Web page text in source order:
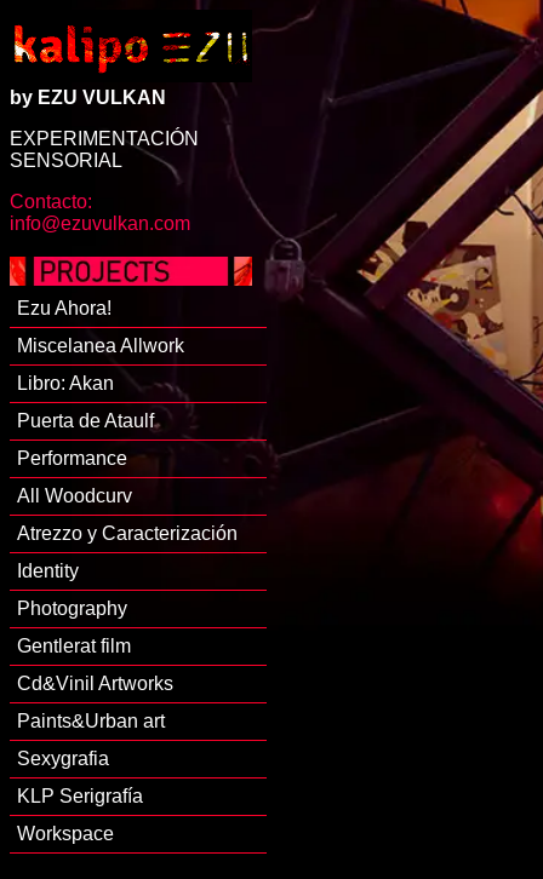
by EZU VULKAN
EXPERIMENTACIÓN
SENSORIAL
Contacto:
info@ezuvulkan.com
Ezu Ahora!
Miscelanea Allwork
Libro: Akan
Puerta de Ataulf
Performance
All Woodcurv
Atrezzo y Caracterización
Identity
Photography
Gentlerat film
Cd&Vinil Artworks
Paints&Urban art
Sexygrafia
KLP Serigrafía
Workspace